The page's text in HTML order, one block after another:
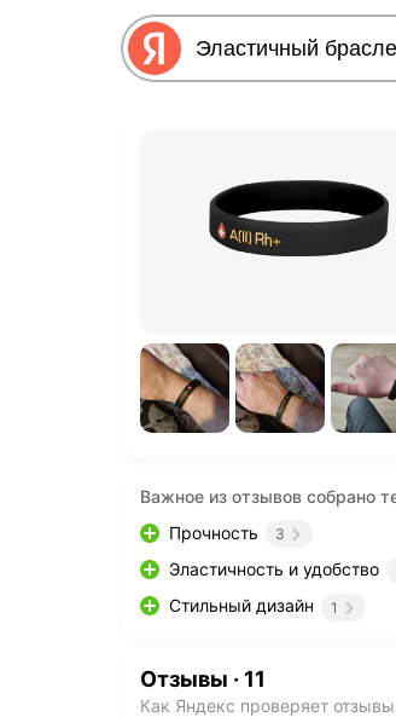
Важное из отзывов собрано
Прочность
3
Эластичность и удобство
Стильный дизайн 1
Отзывы · 11
Как Яндекс проверяет отзывы